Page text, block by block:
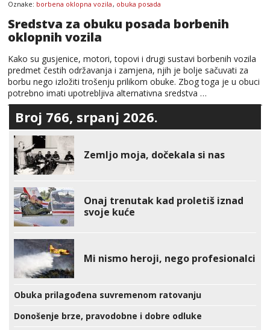
Oznake: borbena oklopna vozila , obuka posada
Sredstva za obuku posada borbenih
oklopnih vozila
Kako su gusjenice, motori, topovi i drugi sustavi borbenih vozila
predmet čestih održavanja i zamjena, njih je bolje sačuvati za
borbu nego izložiti trošenju prilikom obuke. Zbog toga je u obuci
potrebno imati upotrebljiva alternativna sredstva …
Broj 766, srpanj 2026.
Zemljo moja, dočekala si nas
Onaj trenutak kad proletiš iznad
svoje kuće
Mi nismo heroji, nego profesionalci
Obuka prilagođena suvremenom ratovanju
Donošenje brze, pravodobne i dobre odluke